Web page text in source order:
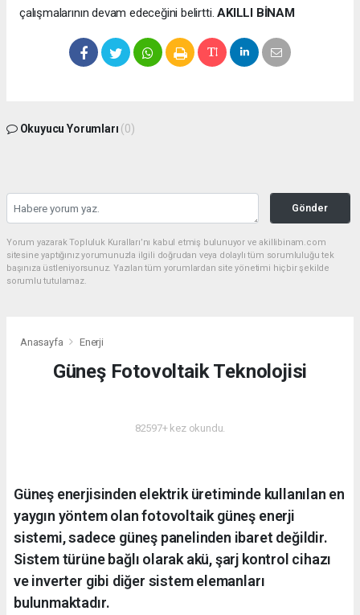
çalışmalarının devam edeceğini belirtti.AKILLI BİNAM
Okuyucu Yorumları (0)
Gönder
Yorum yazarak Topluluk Kuralları’nı kabul etmiş bulunuyor ve akillibinam.com
sitesine yaptığınız yorumunuzla ilgili doğrudan veya dolaylı tüm sorumluluğu tek
başınıza üstleniyorsunuz. Yazılan tüm yorumlardan site yönetimi hiçbir şekilde
sorumlu tutulamaz.
Anasayfa Enerji
Güneş Fotovoltaik Teknolojisi
82597+ kez okundu.
Güneş enerjisinden elektrik üretiminde kullanılan en
yaygın yöntem olan fotovoltaik güneş enerji
sistemi, sadece güneş panelinden ibaret değildir.
Sistem türüne bağlı olarak akü, şarj kontrol cihazı
ve inverter gibi diğer sistem elemanları
bulunmaktadır.